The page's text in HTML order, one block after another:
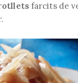
farcits de